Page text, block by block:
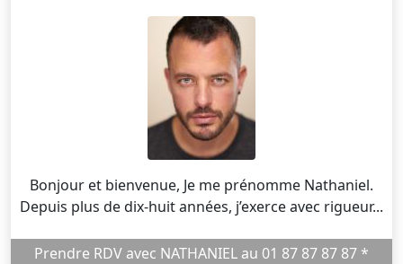
Bonjour et bienvenue, Je me prénomme Nathaniel.
Depuis plus de dix-huit années, j’exerce avec rigueur...
Prendre RDV avec NATHANIEL au 01 87 87 87 87 *